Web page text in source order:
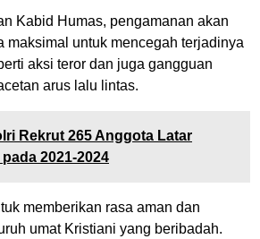
Kabid Humas, pengamanan akan
maksimal untuk mencegah terjadinya
aksi teror dan juga gangguan
arus lalu lintas.
Rekrut 265 Anggota Latar
2021-2024
memberikan rasa aman dan
umat Kristiani yang beribadah.